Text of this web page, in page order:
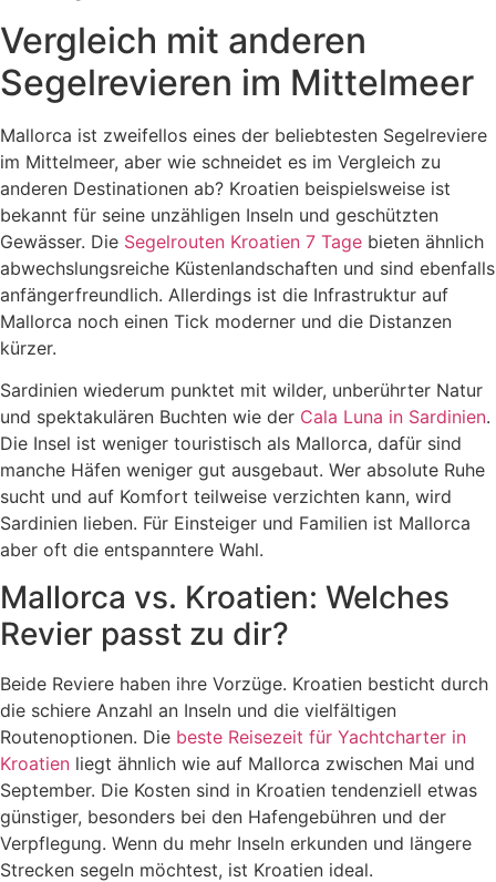
Vergleich mit anderen
Segelrevieren im Mittelmeer
Mallorca ist zweifellos eines der beliebtesten Segelreviere
im Mittelmeer, aber wie schneidet es im Vergleich zu
anderen Destinationen ab? Kroatien beispielsweise ist
bekannt für seine unzähligen Inseln und geschützten
Gewässer. Die Segelrouten Kroatien 7 Tage bieten ähnlich
abwechslungsreiche Küstenlandschaften und sind ebenfalls
anfängerfreundlich. Allerdings ist die Infrastruktur auf
Mallorca noch einen Tick moderner und die Distanzen
kürzer.
Sardinien wiederum punktet mit wilder, unberührter Natur
und spektakulären Buchten wie der Cala Luna in Sardinien.
Die Insel ist weniger touristisch als Mallorca, dafür sind
manche Häfen weniger gut ausgebaut. Wer absolute Ruhe
sucht und auf Komfort teilweise verzichten kann, wird
Sardinien lieben. Für Einsteiger und Familien ist Mallorca
aber oft die entspanntere Wahl.
Mallorca vs. Kroatien: Welches
Revier passt zu dir?
Beide Reviere haben ihre Vorzüge. Kroatien besticht durch
die schiere Anzahl an Inseln und die vielfältigen
Routenoptionen. Die beste Reisezeit für Yachtcharter in
Kroatien liegt ähnlich wie auf Mallorca zwischen Mai und
September. Die Kosten sind in Kroatien tendenziell etwas
günstiger, besonders bei den Hafengebühren und der
Verpflegung. Wenn du mehr Inseln erkunden und längere
Strecken segeln möchtest, ist Kroatien ideal.